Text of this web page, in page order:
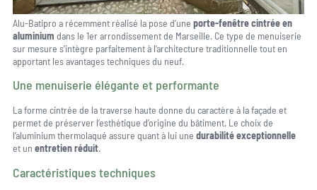
Alu-Batipro a récemment réalisé la pose d’une porte-fenêtre cintrée en
aluminium dans le 1er arrondissement de Marseille. Ce type de menuiserie
sur mesure s’intègre parfaitement à l’architecture traditionnelle tout en
apportant les avantages techniques du neuf.
Une menuiserie élégante et performante
La forme cintrée de la traverse haute donne du caractère à la façade et
permet de préserver l’esthétique d’origine du bâtiment. Le choix de
l’aluminium thermolaqué assure quant à lui une durabilité exceptionnelle
et un entretien réduit.
Caractéristiques techniques